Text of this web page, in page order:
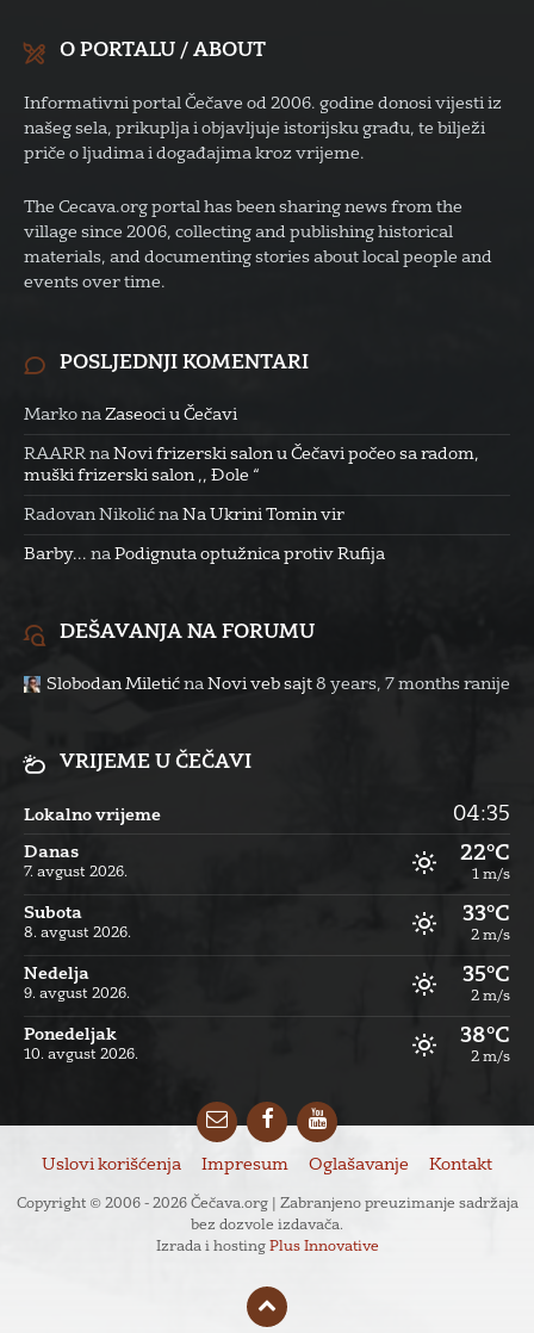
O PORTALU / ABOUT
Informativni portal Čečave od 2006. godine donosi vijesti iz
našeg sela, prikuplja i objavljuje istorijsku građu, te bilježi
priče o ljudima i događajima kroz vrijeme.
The Cecava.org portal has been sharing news from the
village since 2006, collecting and publishing historical
materials, and documenting stories about local people and
events over time.
POSLJEDNJI KOMENTARI
Marko na Zaseoci u Čečavi
RAARR na Novi frizerski salon u Čečavi počeo sa radom,
muški frizerski salon ,, Đole “
Radovan Nikolić na Na Ukrini Tomin vir
Barby... na Podignuta optužnica protiv Rufija
DEŠAVANJA NA FORUMU
Slobodan Miletić na Novi veb sajt 8 years, 7 months ranije
VRIJEME U ČEČAVI
Lokalno vrijeme 04:35
Danas
7. avgust 2026.
22°C
1 m/s
Subota
8. avgust 2026.
33°C
2 m/s
Nedelja
9. avgust 2026.
35°C
2 m/s
Ponedeljak
10. avgust 2026.
38°C
2 m/s
EmailFacebookYouTube
Uslovi korišćenja Impresum Oglašavanje Kontakt
Copyright © 2006 - 2026 Čečava.org | Zabranjeno preuzimanje sadržaja
bez dozvole izdavača.
Izrada i hosting Plus Innovative